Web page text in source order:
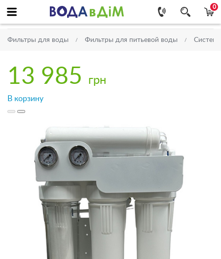
0
Фильтры для воды Фильтры для питьевой воды
13 985 грн
В корзину